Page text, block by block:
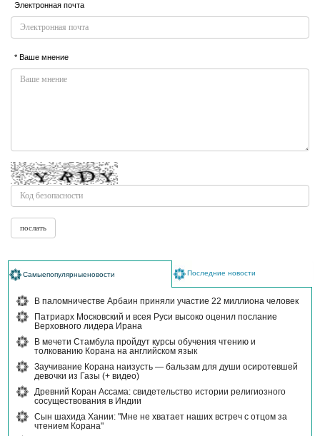
Электронная почта
* Ваше мнение
Самыепопулярныеновости Последние новости
В паломничестве Арбаин приняли участие 22 миллиона человек
Патриарх Московский и всея Руси высоко оценил послание
Верховного лидера Ирана
В мечети Стамбула пройдут курсы обучения чтению и
толкованию Корана на английском язык
Заучивание Корана наизусть — бальзам для души осиротевшей
девочки из Газы (+ видео)
Древний Коран Ассама: свидетельство истории религиозного
сосуществования в Индии
Сын шахида Хании: "Мне не хватает наших встреч с отцом за
чтением Корана"